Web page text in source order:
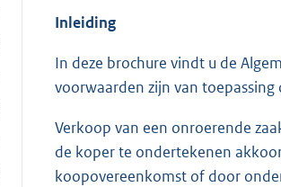
Inleiding
In deze brochure vindt u de
voorwaarden zijn van
Verkoop van een onroerende
de koper te ondertekenen
koopovereenkomst of door